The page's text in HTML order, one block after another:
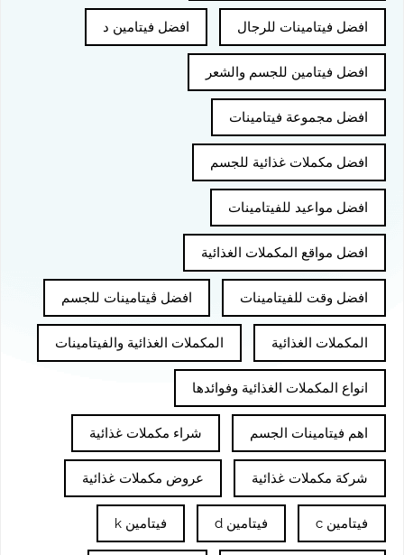
افضل فيتامينات للرجال افضل فيتامين د
افضل فيتامين للجسم والشعر
افضل مجموعة فيتامينات
افضل مكملات غذائية للجسم
افضل مواعيد للفيتامينات
افضل مواقع المكملات الغذائية
افضل وقت للفيتامينات افضل ڤيتامينات للجسم
المكملات الغذائية المكملات الغذائية والفيتامينات
انواع المكملات الغذائية وفوائدها
اهم فيتامينات الجسم شراء مكملات غذائية
شركة مكملات غذائية عروض مكملات غذائية
فيتامين c فيتامين d فيتامين k